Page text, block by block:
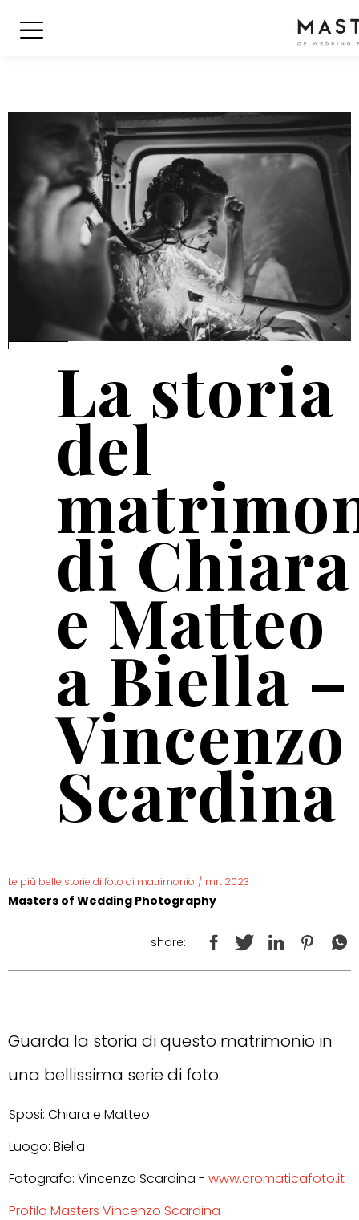
La storia
del
di Chiara
e Matteo
a Biella –
Vincenzo
Scardina
Le più belle storie di foto di matrimonio / mrt 2023
Masters of Wedding Photography
share:
Guarda la storia di questo matrimonio in
una bellissima serie di foto.
Sposi: Chiara e Matteo
Luogo: Biella
Fotografo: Vincenzo Scardina - www.cromaticafoto.it
Profilo Masters Vincenzo Scardina